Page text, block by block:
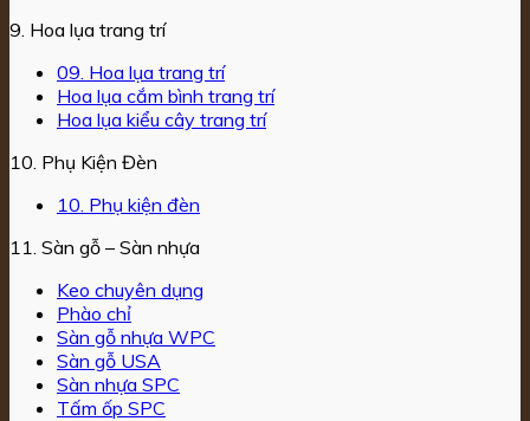
9. Hoa lụa trang trí
09. Hoa lụa trang trí
Hoa lụa cắm bình trang trí
Hoa lụa kiểu cây trang trí
10. Phụ Kiện Đèn
10. Phụ kiện đèn
11. Sàn gỗ – Sàn nhựa
Keo chuyên dụng
Phào chỉ
Sàn gỗ nhựa WPC
Sàn gỗ USA
Sàn nhựa SPC
Tấm ốp SPC